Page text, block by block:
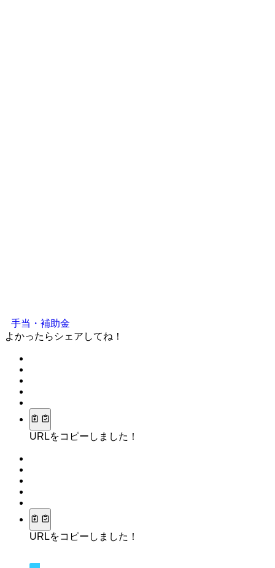
手当・補助金
よかったらシェアしてね！
URLをコピーしました！
URLをコピーしました！